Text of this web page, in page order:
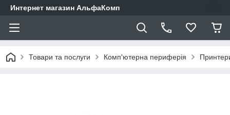
Интернет магазин АльфаКомп
Товари та послуги Комп'ютерна периферія